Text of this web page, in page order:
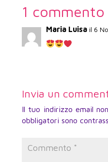
1 commento
Maria Luisa il 6
Invia un
Il tuo indirizzo email
obbligatori sono